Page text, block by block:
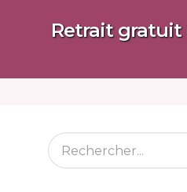
Retrait gratuit